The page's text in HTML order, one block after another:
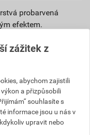
probarvená
efektem.
se systémovou
nebo weberpas
pojivu má
active vlastnosti
však tak citlivá na
a zrání.
extraClean
zážitek z
abychom zajistili
a přizpůsobili
souhlasíte s
informace jsou u nás v
upravit nebo